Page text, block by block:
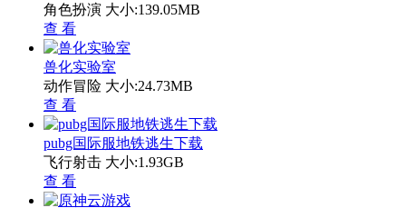
角色扮演 大小:139.05MB
查 看
兽化实验室
动作冒险 大小:24.73MB
查 看
pubg国际服地铁逃生下载
飞行射击 大小:1.93GB
查 看